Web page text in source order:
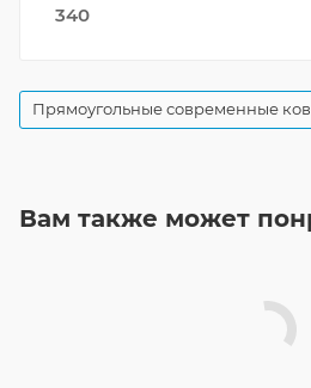
340
Прямоугольные современные
Вам также может